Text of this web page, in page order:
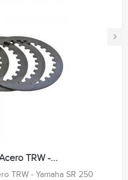
›
TRW -...
TRW - Yamaha SR 250